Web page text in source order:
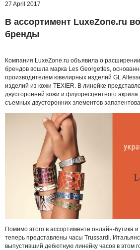
27 April 2017
В ассортимент LuxeZone.ru
бренды
Компания LuxeZone.ru объявила о
брендов вошла марка Les Georgettes,
производителем ювелирных изделий GL
изделий из кожи TEXIER. В линейке
двусторонней кожи и флуоресцентного
съемных двусторонних элементов
Помимо этого в ассортименте онлайн-бутика
теперь представлены часы Trussardi.
выпустивший дебютную линейку часов в этом